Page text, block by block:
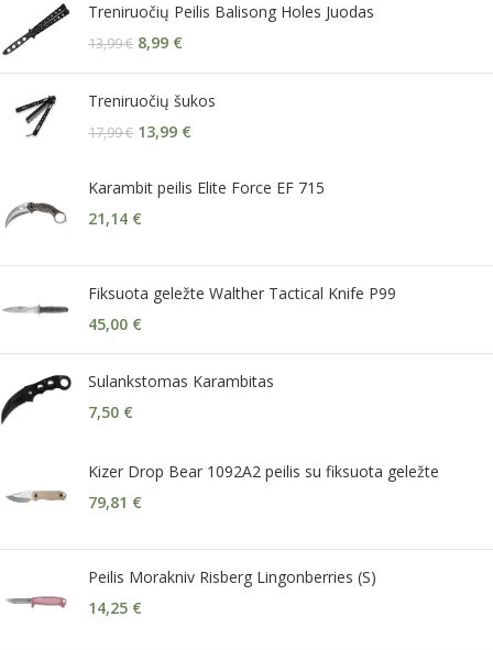
Treniruočių Peilis Balisong Holes Juodas
13,99€ 8,99 €
Treniruočių šukos
17,99€ 13,99 €
Karambit peilis Elite Force EF 715
21,14 €
Fiksuota geležte Walther Tactical Knife P99
45,00 €
Sulankstomas Karambitas
7,50 €
Kizer Drop Bear 1092A2 peilis su fiksuota geležte
79,81 €
Peilis Morakniv Risberg Lingonberries (S)
14,25 €